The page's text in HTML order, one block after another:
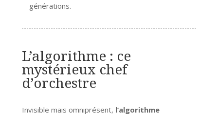
générations.
L’algorithme : ce
mystérieux chef
d’orchestre
Invisible mais omniprésent, l’algorithme